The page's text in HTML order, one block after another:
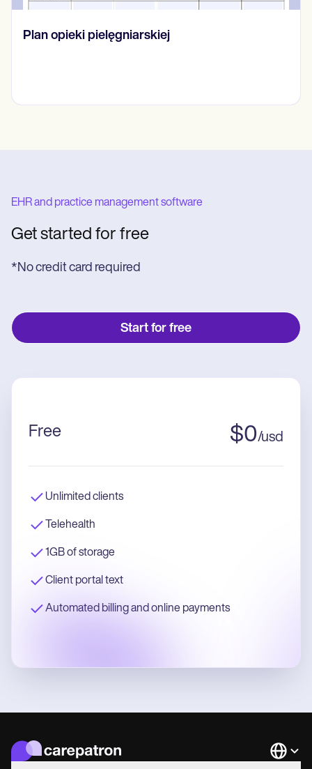
FAST Skala
EHR and practice management software
Get started for free
*No credit card required
Start for free
Free $0/usd
Unlimited clients
Telehealth
1GB of storage
Client portal text
Automated billing and online payments